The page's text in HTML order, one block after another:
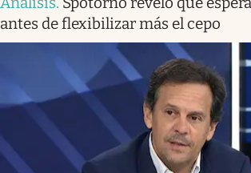
antes de flexibilizar más el cepo